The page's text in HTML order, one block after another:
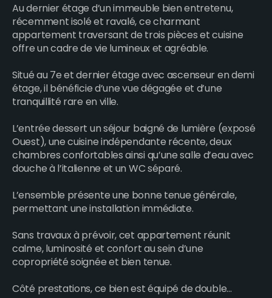
Au dernier étage d’un immeuble bien entretenu,
récemment isolé et ravalé, ce charmant
appartement traversant de trois pièces et cuisine
offre un cadre de vie lumineux et agréable.
Situé au 7e et dernier étage avec ascenseur en demi
étage, il bénéficie d’une vue dégagée et d’une
tranquillité rare en ville.
L’entrée dessert un séjour baigné de lumière (exposé
Ouest), une cuisine indépendante récente, deux
chambres confortables ainsi qu’une salle d’eau avec
douche à l’italienne et un WC séparé.
L’ensemble présente une bonne tenue générale,
permettant une installation immédiate.
Sans travaux à prévoir, cet appartement réunit
calme, luminosité et confort au sein d’une
copropriété soignée et bien tenue.
Côté prestations, ce bien est équipé de double...